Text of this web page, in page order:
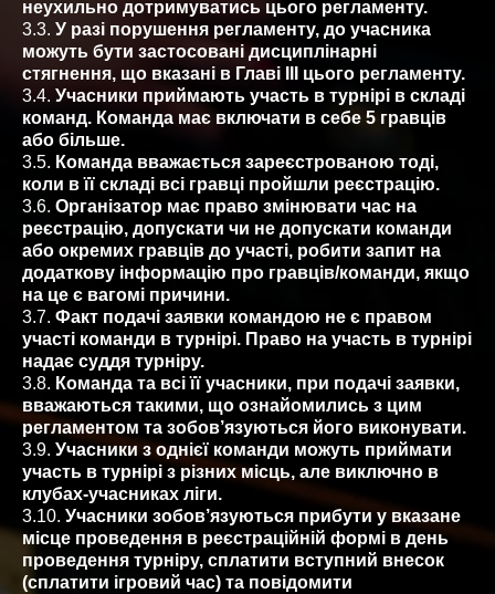
неухильно дотримуватись цього регламенту.
3.3. У разі порушення регламенту, до учасника
можуть бути застосовані дисциплінарні
стягнення, що вказані в Главі ІІІ цього регламенту.
3.4. Учасники приймають участь в турнірі в складі
команд. Команда має включати в себе 5 гравців
або більше.
3.5. Команда вважається зареєстрованою тоді,
коли в її складі всі гравці пройшли реєстрацію.
3.6. Організатор має право змінювати час на
реєстрацію, допускати чи не допускати команди
або окремих гравців до участі, робити запит на
додаткову інформацію про гравців/команди, якщо
на це є вагомі причини.
3.7. Факт подачі заявки командою не є правом
участі команди в турнірі. Право на участь в турнірі
надає суддя турніру.
3.8. Команда та всі її учасники, при подачі заявки,
вважаються такими, що ознайомились з цим
регламентом та зобов’язуються його виконувати.
3.9. Учасники з однієї команди можуть приймати
участь в турнірі з різних місць, але виключно в
клубах-учасниках ліги.
3.10. Учасники зобов’язуються прибути у вказане
місце проведення в реєстраційній формі в день
проведення турніру, сплатити вступний внесок
(сплатити ігровий час) та повідомити